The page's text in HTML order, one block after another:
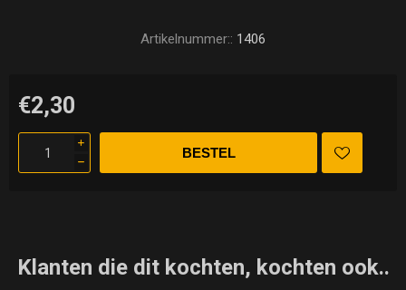
Artikelnummer:: 1406
€2,30
i
h
Klanten die dit kochten, kochten ook..